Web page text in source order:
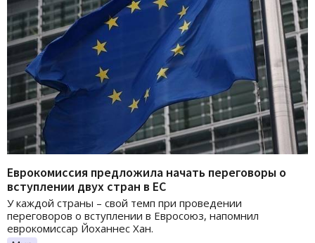
Еврокомиссия предложила начать переговоры о
вступлении двух стран в ЕС
У каждой страны – свой темп при проведении
переговоров о вступлении в Евросоюз, напомнил
еврокомиссар Йоханнес Хан.